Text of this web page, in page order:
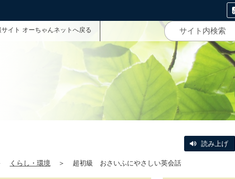
イト オーちゃんネットへ戻る
読み上げ
くらし・環境 ＞ 超初級 おさいふにやさしい英会話